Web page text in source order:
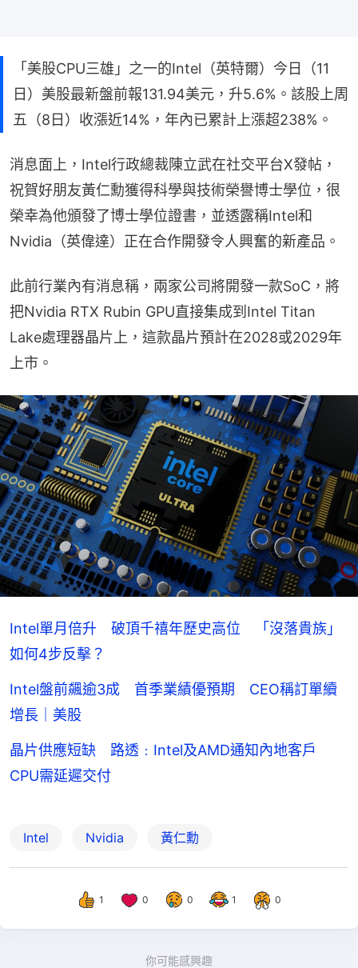
「美股CPU三雄」之一的Intel（英特爾）今日（11
日）美股最新盤前報131.94美元，升5.6%。該股上周
五（8日）收漲近14%，年內已累計上漲超238%。
消息面上，Intel行政總裁陳立武在社交平台X發帖，
祝賀好朋友黃仁勳獲得科學與技術榮譽博士學位，很
榮幸為他頒發了博士學位證書，並透露稱Intel和
Nvidia（英偉達）正在合作開發令人興奮的新產品。
此前行業內有消息稱，兩家公司將開發一款SoC，將
把Nvidia RTX Rubin GPU直接集成到Intel Titan
Lake處理器晶片上，這款晶片預計在2028或2029年
上市。
Intel單月倍升 破頂千禧年歷史高位 「沒落貴族」
如何4步反擊？
Intel盤前飆逾3成 首季業績優預期 CEO稱訂單續
增長｜美股
晶片供應短缺 路透﹕Intel及AMD通知內地客戶
CPU需延遲交付
Intel Nvidia 黃仁勳
1 0 0 1 0
你可能感興趣